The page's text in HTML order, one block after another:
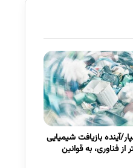
آینده بازیافت شیمیایی
از فناوری، به قوانین